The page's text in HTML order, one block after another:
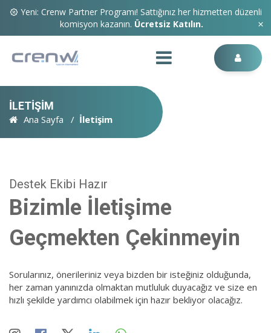
Yeni: Crenw Partner Programı! Sattığınız her hizmetten düzenli
komisyon kazanın. Ücretsiz Katılın.
İLETİŞİM
Ana Sayfa İletişim
Destek Ekibi Hazır
Bizimle İletişime
Geçmekten Çekinmeyin
Sorularınız, önerileriniz veya bizden bir isteğiniz olduğunda,
her zaman yanınızda olmaktan mutluluk duyacağız ve size en
hızlı şekilde yardımcı olabilmek için hazır bekliyor olacağız.